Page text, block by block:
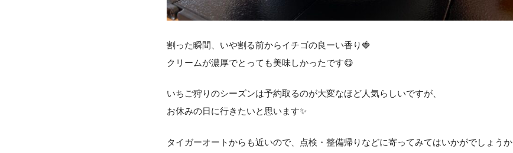
割った瞬間、いや割る前からイチゴの良ーい香り🍓
クリームが濃厚でとっても美味しかったです😋
いちご狩りのシーズンは予約取るのが大変なほど人気らしいですが、
お休みの日に行きたいと思います✨
タイガーオートからも近いので、点検・整備帰りなどに寄ってみてはいかがでしょうか